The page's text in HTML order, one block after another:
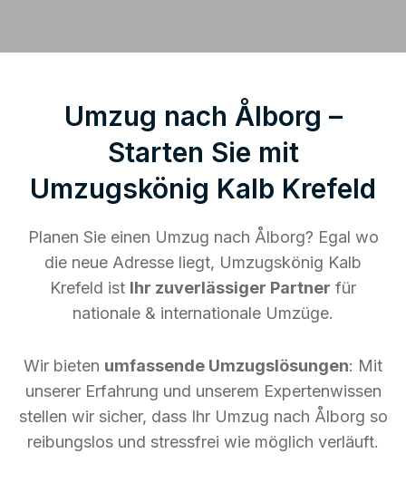
Umzug nach Ålborg –
Starten Sie mit
Umzugskönig Kalb Krefeld
Planen Sie einen Umzug nach Ålborg? Egal wo
die neue Adresse liegt, Umzugskönig Kalb
Krefeld ist Ihr zuverlässiger Partner für
nationale & internationale Umzüge.
Wir bieten umfassende Umzugslösungen: Mit
unserer Erfahrung und unserem Expertenwissen
stellen wir sicher, dass Ihr Umzug nach Ålborg so
reibungslos und stressfrei wie möglich verläuft.